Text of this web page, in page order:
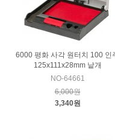
6000 평화 사각 원터치 100 인
125x111x28mm 낱개
NO-64661
6,000원
3,340원